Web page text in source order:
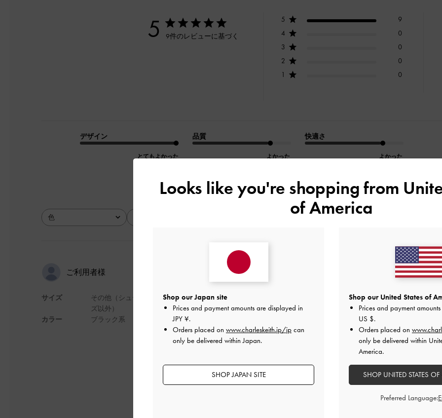
5 9件のレビューに基づく
5
9
4
0
3
0
2
0
1
0
デザイン
とてもよかった
品質
よかった
快適さ
よかった
色全て
ご利用者様
サイズ
カラー
その他（シュー
ズ以外）
ブラック系
M iさんのレビュー
友人の誕プレで買いました
お値段の割に高級感があり可愛いかったので即購入しました‼︎
友人もかなり喜んでいました
ここの商品はホントおすすめです
とてもよかった とてもよかった
快適さ
とても
Looks like you're shopping from
of America
Shop our Japan site
Prices and payment amounts are displayed in
JPY ¥.
Orders placed on www.charleskeith.jp/jp can
only be delivered within Japan.
SHOP JAPAN SITE
Shop our United States of
Prices and payment
US $.
Orders placed on
only be delivered within
America.
SHOP UNITED STATES
Preferred Language: